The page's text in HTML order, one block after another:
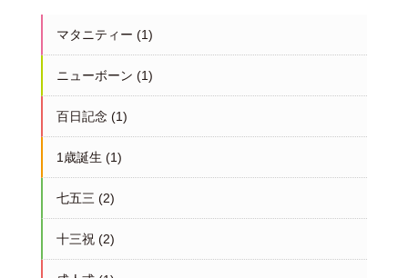
マタニティー (1)
ニューボーン (1)
百日記念 (1)
1歳誕生 (1)
七五三 (2)
十三祝(2)